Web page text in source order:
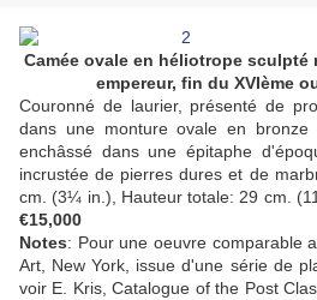
Camée ovale en héliotrope sculpté
empereur, fin du XVIème
Couronné de laurier, présenté de
dans une monture ovale en
enchâssé dans une épitaphe
incrustée de pierres dures et de
cm. (3¼ in.), Hauteur totale: 29 cm.
€15,000
Notes: Pour une oeuvre comparable
Art, New York, issue d'une série de
voir E. Kris, Catalogue of the Post